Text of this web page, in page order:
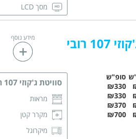
מסך LCD
מזגן
פינת ישיבה
שידות לאחסון
מגבות רחצה
חדר רחצה פרטי
רובי
סופ"ש
₪330
₪330
₪370
₪700
סוויטת ג'קוזי 107 רובי
מראות
מקרר קטן
מיקרוגל
מידע נוסף